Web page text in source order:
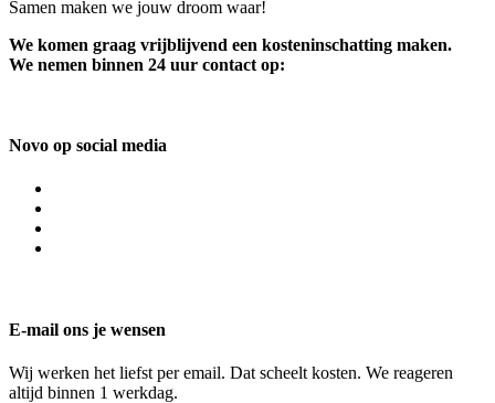
Samen maken we jouw droom waar!
We komen graag vrijblijvend een kosteninschatting maken.
We nemen binnen 24 uur contact op:
Novo op social media
E-mail ons je wensen
Wij werken het liefst per email. Dat scheelt kosten. We reageren
altijd binnen 1 werkdag.